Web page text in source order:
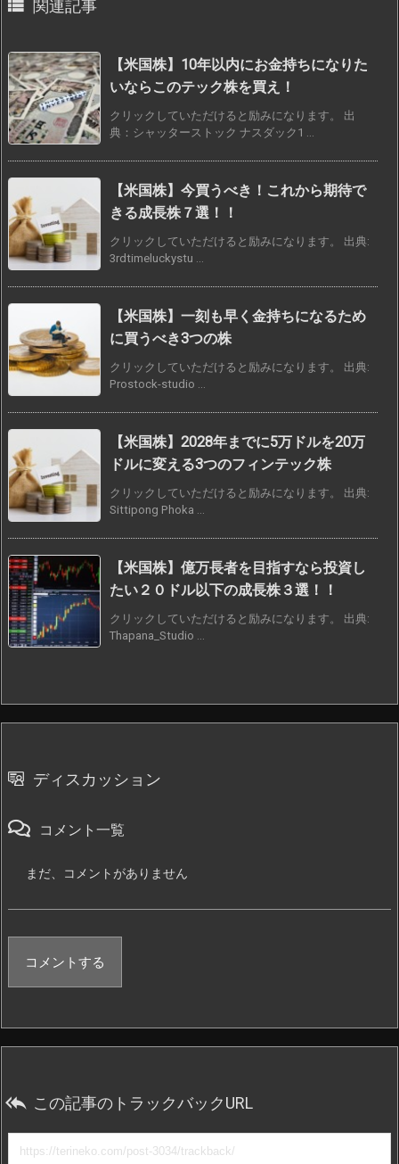
 関連記事
【米国株】10年以内にお金持ちになりた
いならこのテック株を買え！
クリックしていただけると励みになります。 出
典：シャッターストック ナスダック1 ...
【米国株】今買うべき！これから期待で
きる成長株７選！！
クリックしていただけると励みになります。 出典:
3rdtimeluckystu ...
【米国株】一刻も早く金持ちになるため
に買うべき3つの株
クリックしていただけると励みになります。 出典:
Prostock-studio ...
【米国株】2028年までに5万ドルを20万
ドルに変える3つのフィンテック株
クリックしていただけると励みになります。 出典:
Sittipong Phoka ...
【米国株】億万長者を目指すなら投資し
たい２０ドル以下の成長株３選！！
クリックしていただけると励みになります。 出典:
Thapana_Studio ...
ディスカッション
コメント一覧
まだ、コメントがありません
コメントする
 この記事のトラックバックURL